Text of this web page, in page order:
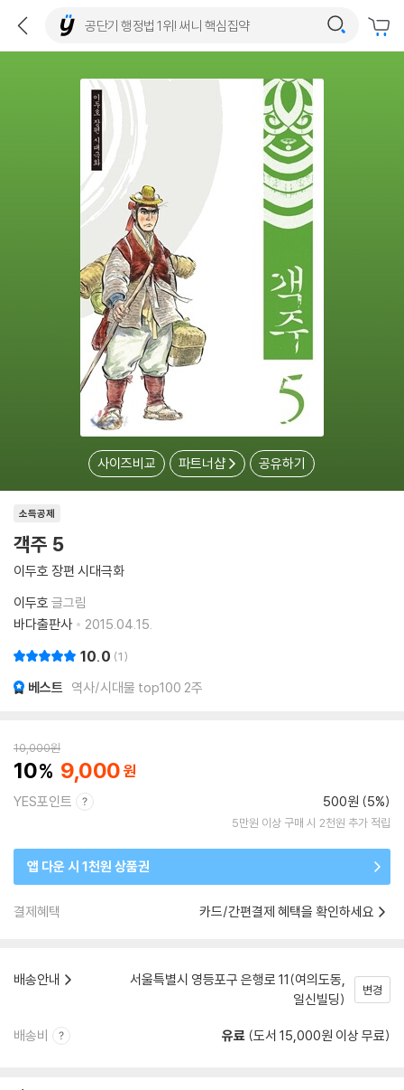
사이즈비교 파트너샵 공유하기
소득공제
객주 5
이두호 장편 시대극화
이두호 글그림
바다출판사
2015.04.15.
10.0 1
베스트 역사/시대물 top100 2주
10,000원
10 9,000
YES포인트 500원 (5%)
5만원 이상 구매 시 2천원 추가 적립
앱 다운 시 1천원 상품권
결제혜택 카드/간편결제 혜택을 확인하세요
배송안내
서울특별시 영등포구 은행로 11(여의도동,
일신빌딩)
변경
배송비 유료 (도서 15,000원 이상 무료)